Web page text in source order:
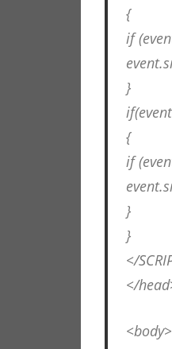
{
if
}
{
if
}
}
</
</
<body>